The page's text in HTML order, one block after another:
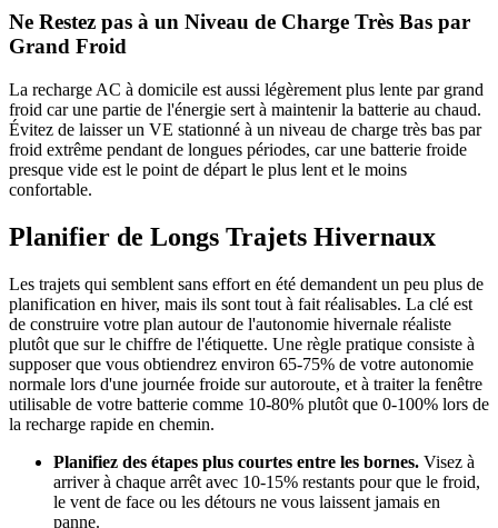
Ne Restez pas à un Niveau de Charge Très Bas par
Grand Froid
La recharge AC à domicile est aussi légèrement plus lente par grand
froid car une partie de l'énergie sert à maintenir la batterie au chaud.
Évitez de laisser un VE stationné à un niveau de charge très bas par
froid extrême pendant de longues périodes, car une batterie froide
presque vide est le point de départ le plus lent et le moins
confortable.
Planifier de Longs Trajets Hivernaux
Les trajets qui semblent sans effort en été demandent un peu plus de
planification en hiver, mais ils sont tout à fait réalisables. La clé est
de construire votre plan autour de l'autonomie hivernale réaliste
plutôt que sur le chiffre de l'étiquette. Une règle pratique consiste à
supposer que vous obtiendrez environ 65-75% de votre autonomie
normale lors d'une journée froide sur autoroute, et à traiter la fenêtre
utilisable de votre batterie comme 10-80% plutôt que 0-100% lors de
la recharge rapide en chemin.
Planifiez des étapes plus courtes entre les bornes. Visez à
arriver à chaque arrêt avec 10-15% restants pour que le froid,
le vent de face ou les détours ne vous laissent jamais en
panne.